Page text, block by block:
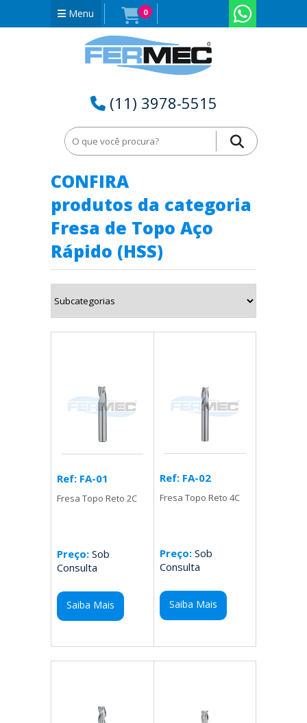
Menu 0
(11) 3978-5515
Home Fresa de Topo Aço Rápido (HSS) em Amazonas - AM
CONFIRA
produtos da categoria
Fresa de Topo Aço
Rápido (HSS)
Ref: FA-01
Fresa Topo Reto 2C
Preço: Sob
Consulta
Saiba Mais
Ref: FA-02
Fresa Topo Reto 4C
Preço:Sob
Consulta
Saiba Mais